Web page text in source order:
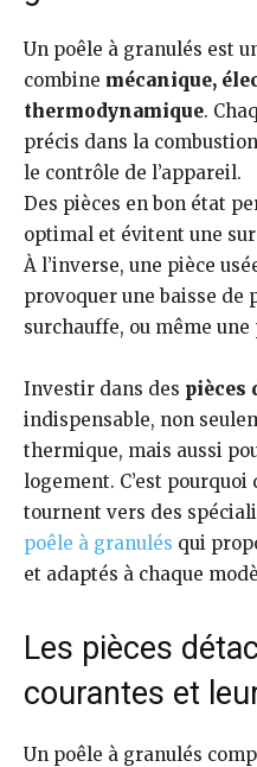
Un poêle à granulés est
combine mécanique,
thermodynamique.
précis dans la
le contrôle de l’appareil.
Des pièces en bon état
optimal et évitent une
À l’inverse, une pièce
provoquer une baisse de
surchauffe, ou même
Investir dans des pièces
indispensable, non
thermique, mais aussi
logement. C’est
tournent vers des
poêle à granulés qui
et adaptés à chaque
Les pièces
courantes et
Un poêle à granulés